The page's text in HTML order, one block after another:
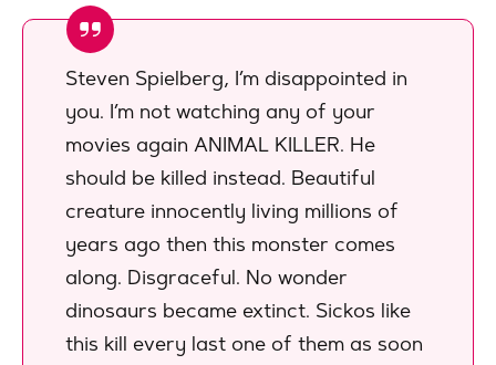
Steven Spielberg, I’m disappointed in
you. I’m not watching any of your
movies again ANIMAL KILLER. He
should be killed instead. Beautiful
creature innocently living millions of
years ago then this monster comes
along. Disgraceful. No wonder
dinosaurs became extinct. Sickos like
this kill every last one of them as soon